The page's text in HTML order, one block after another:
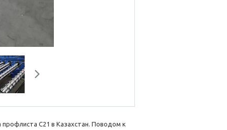
Next
С21 в Казахстан. Поводом к